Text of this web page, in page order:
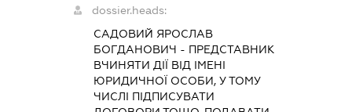
dossier.heads:
САДОВИЙ ЯРОСЛАВ
БОГДАНОВИЧ - ПРЕДСТАВНИК
ВЧИНЯТИ ДІЇ ВІД ІМЕНІ
ЮРИДИЧНОЇ ОСОБИ, У ТОМУ
ЧИСЛІ ПІДПИСУВАТИ